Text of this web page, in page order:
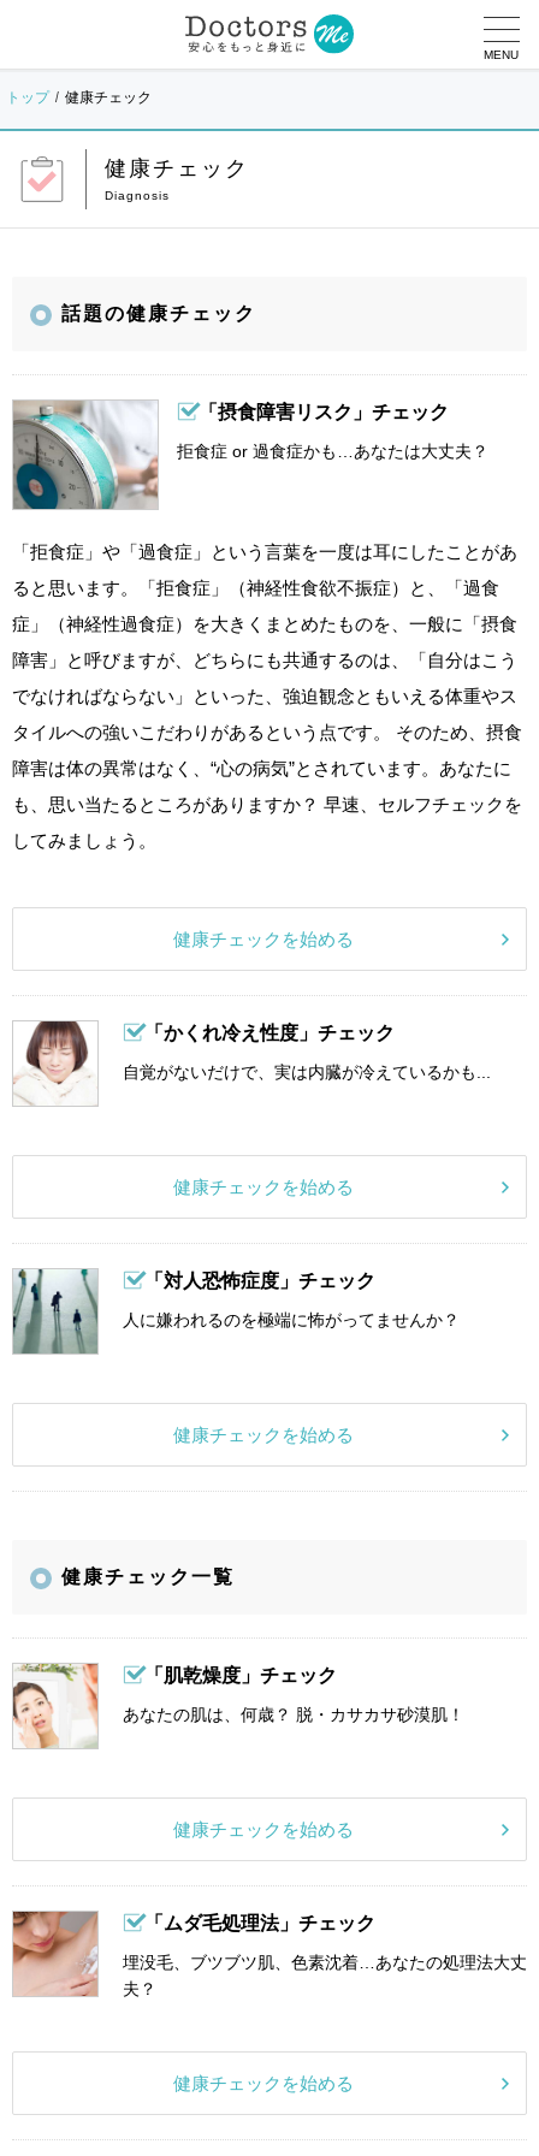
MENU
トップ 健康チェック
健康チェック
話題の健康チェック
「摂食障害リスク」チェック
拒食症 or 過食症かも…あなたは大丈夫？
「拒食症」や「過食症」という言葉を一度は耳にしたことがあ
ると思います。「拒食症」（神経性食欲不振症）と、「過食
症」（神経性過食症）を大きくまとめたものを、一般に「摂食
障害」と呼びますが、どちらにも共通するのは、「自分はこう
でなければならない」といった、強迫観念ともいえる体重やス
タイルへの強いこだわりがあるという点です。 そのため、摂食
障害は体の異常はなく、“心の病気”とされています。あなたに
も、思い当たるところがありますか？ 早速、セルフチェックを
してみましょう。
健康チェックを始める
「かくれ冷え性度」チェック
自覚がないだけで、実は内臓が冷えているかも...
健康チェックを始める
「対人恐怖症度」チェック
人に嫌われるのを極端に怖がってませんか？
健康チェックを始める
健康チェック一覧
「肌乾燥度」チェック
あなたの肌は、何歳？ 脱・カサカサ砂漠肌！
健康チェックを始める
「ムダ毛処理法」チェック
埋没毛、ブツブツ肌、色素沈着…あなたの処理法大丈
夫？
健康チェックを始める